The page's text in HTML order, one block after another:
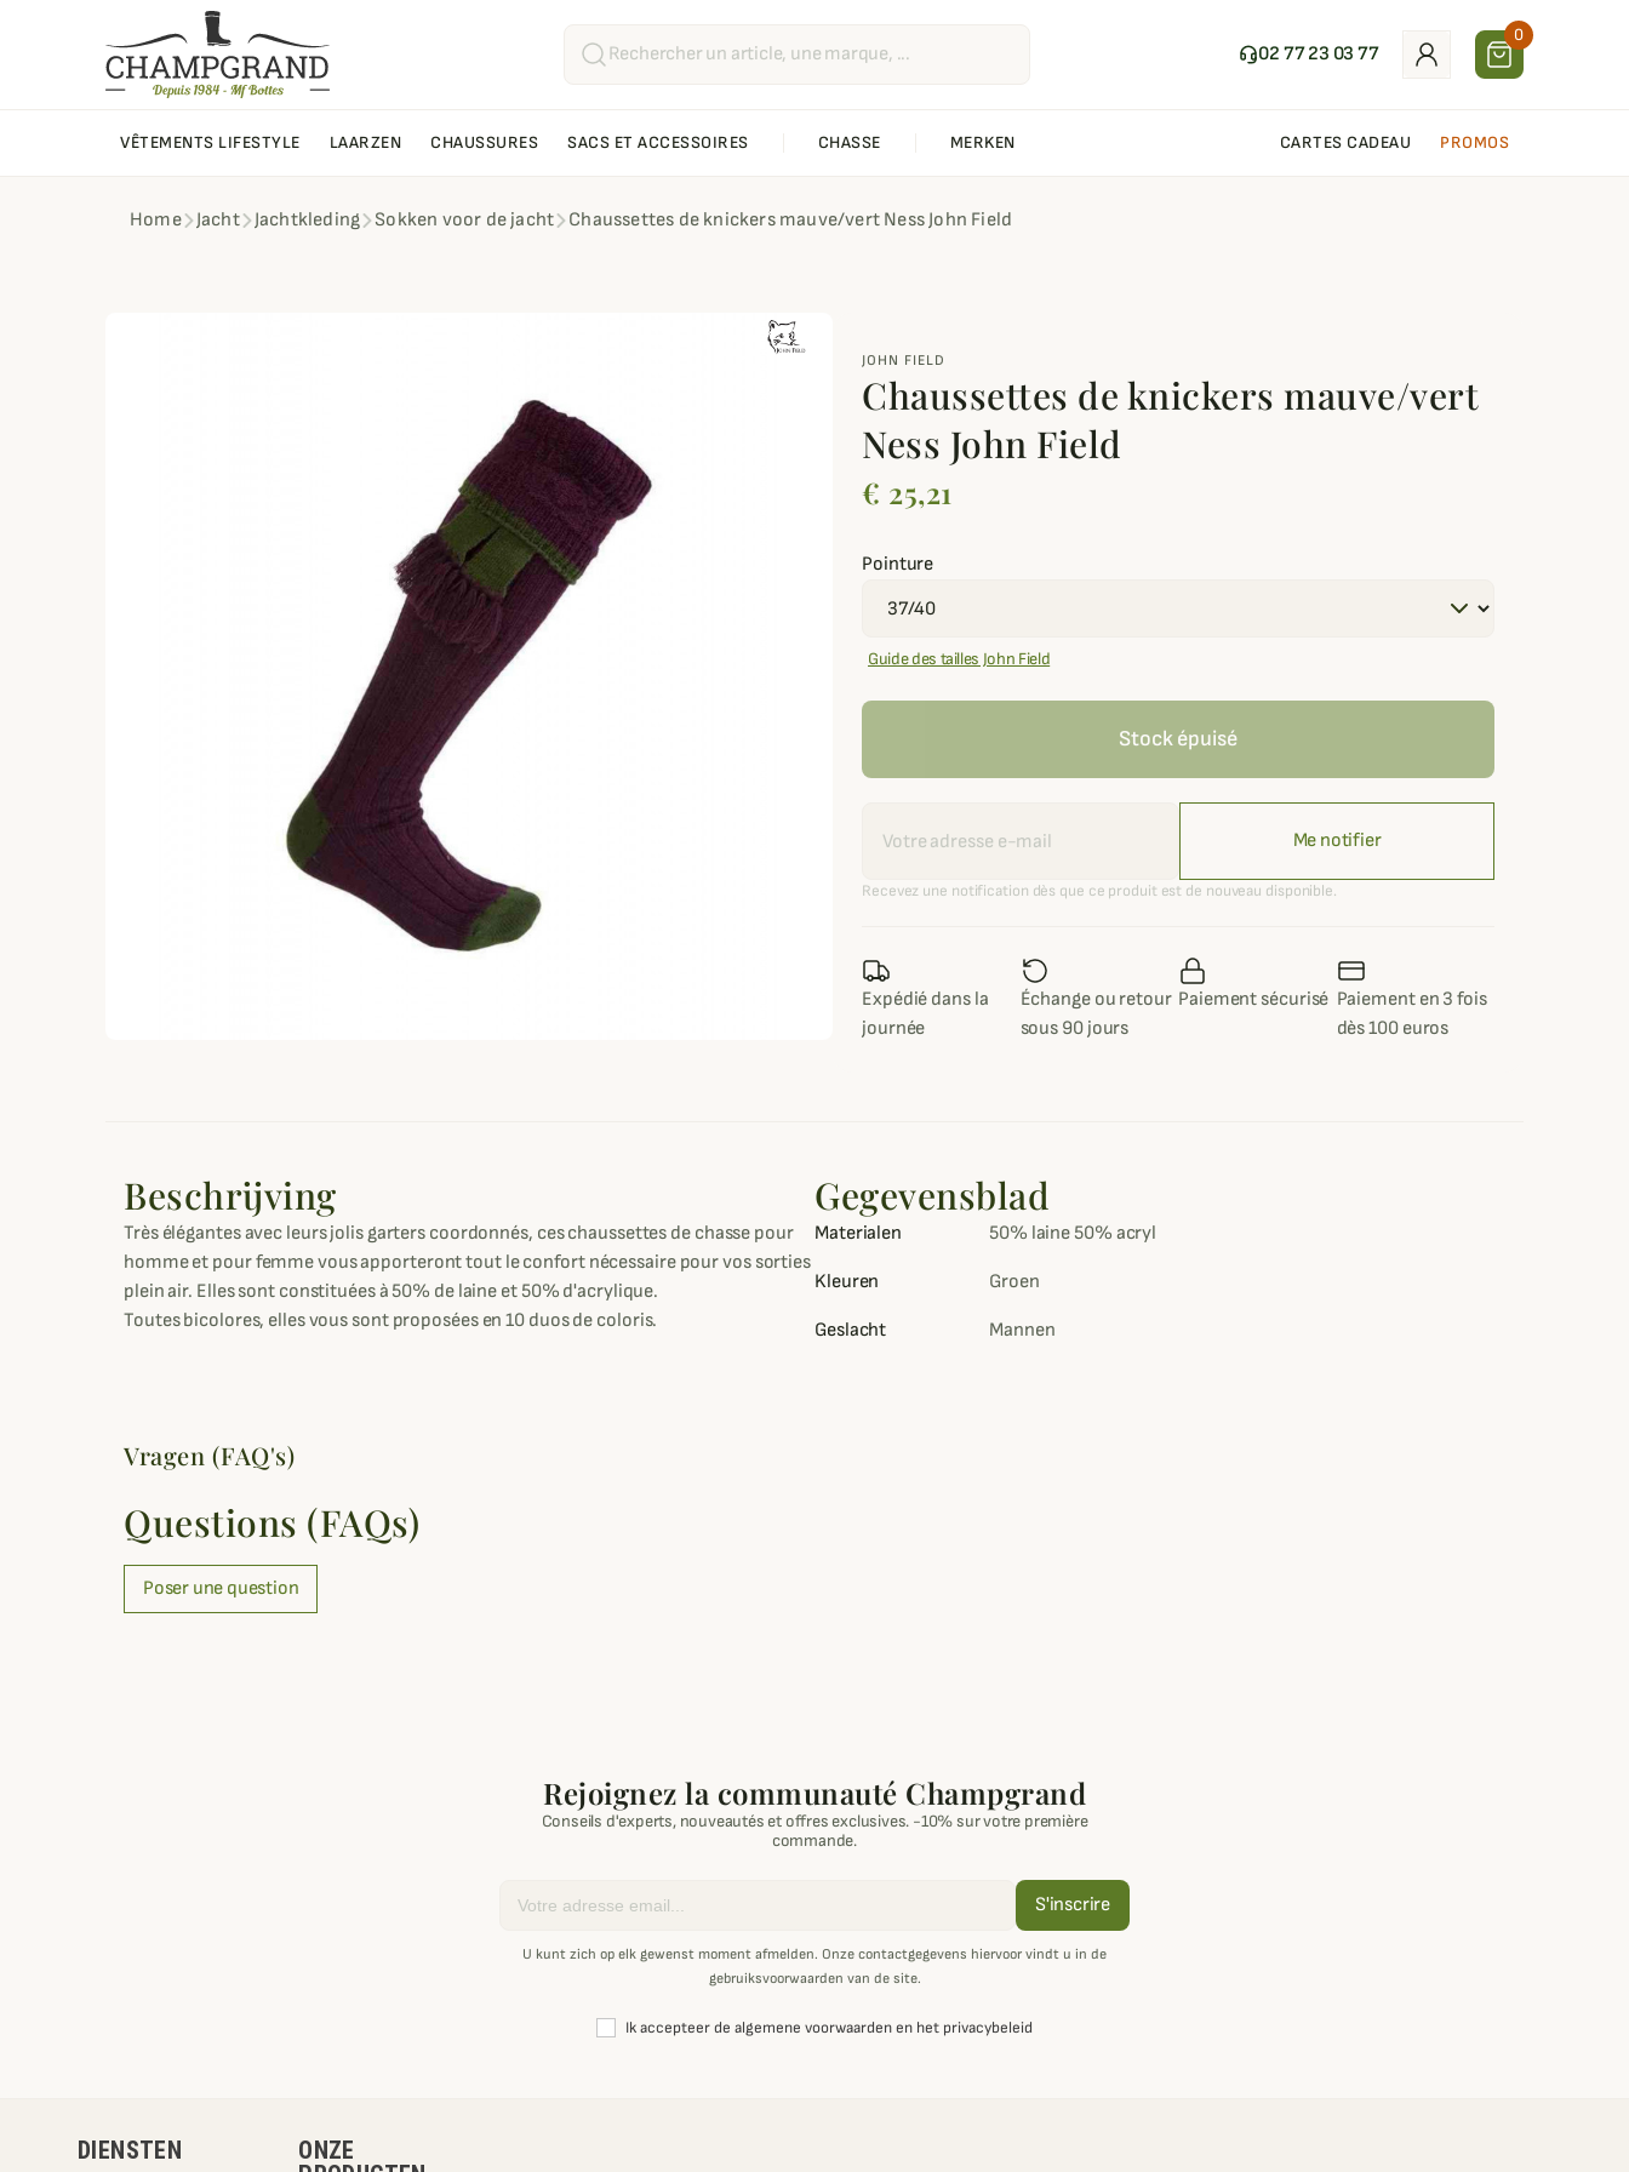
02 77 23 03 77
0
VÊTEMENTS LIFESTYLE LAARZEN CHAUSSURES SACS ET ACCESSOIRES CHASSE MERKEN CARTES CADEAU PROMOS
Home Jacht Jachtkleding Sokken voor de jacht Chaussettes de knickers mauve/vert Ness John Field
JOHN FIELD
Chaussettes de knickers mauve/vert
Ness John Field
€ 25,21
Pointure
Guide des tailles John Field
Stock épuisé
Me notifier
Recevez une notification dès que ce produit est de nouveau disponible.
Expédié dans la
journée
Échange ou retour
sous 90 jours
Paiement sécurisé Paiement en 3 fois
dès 100 euros
Beschrijving
Très élégantes avec leurs jolis garters coordonnés, ces chaussettes de chasse pour
homme et pour femme vous apporteront tout le confort nécessaire pour vos sorties
plein air. Elles sont constituées à 50% de laine et 50% d'acrylique.
Toutes bicolores, elles vous sont proposées en 10 duos de coloris.
Gegevensblad
Materialen 50% laine 50% acryl
Kleuren Groen
Geslacht Mannen
Vragen (FAQ's)
Questions (FAQs)
Poser une question
Rejoignez la communauté Champgrand
Conseils d'experts, nouveautés et offres exclusives. -10% sur votre première
commande.
S'inscrire
U kunt zich op elk gewenst moment afmelden. Onze contactgegevens hiervoor vindt u in de
gebruiksvoorwaarden van de site.
Ik accepteer de algemene voorwaarden en het privacybeleid
DIENSTEN
ONZE